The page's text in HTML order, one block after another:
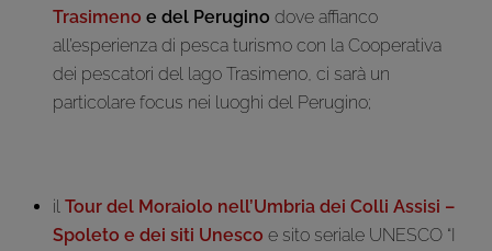
Trasimeno e del Perugino dove affianco
all’esperienza di pesca turismo con la Cooperativa
dei pescatori del lago Trasimeno, ci sarà un
particolare focus nei luoghi del Perugino;
il Tour del Moraiolo nell’Umbria dei Colli Assisi –
Spoleto e dei siti Unesco e sito seriale UNESCO “I